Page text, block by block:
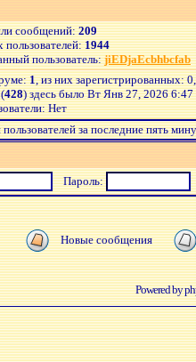
сообщений:209
пользователей:1944
пользователь:jiEDjaEcbhbcfab
1, из них зарегистрированных:
428) здесь было Вт Янв 27, 2026 6:47
Нет
за последние пять
Пароль:
Новые сообщения
Powered by